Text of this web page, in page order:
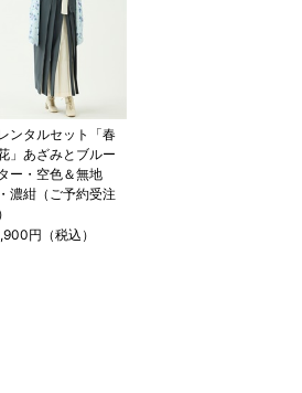
ンタルセット「春
」あざみとブルー
ー・空色＆無地
濃紺（ご予約受注
円（税込）